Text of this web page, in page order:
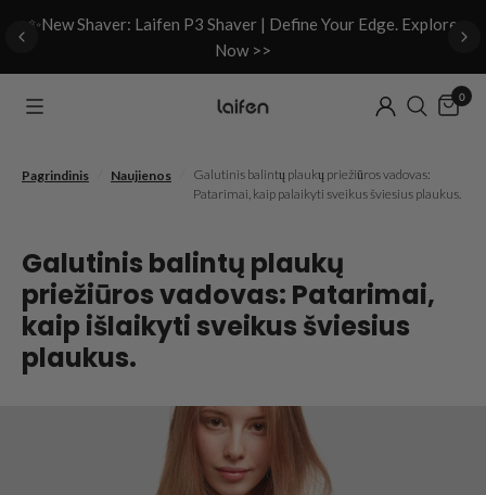
✨New Shaver: Laifen P3 Shaver | Define Your Edge. Explore
Now >>
0
Pagrindinis Naujienos
Galutinis balintų plaukų priežiūros vadovas:
Patarimai, kaip palaikyti sveikus šviesius plaukus.
Galutinis balintų plaukų
priežiūros vadovas: Patarimai,
kaip išlaikyti sveikus šviesius
plaukus.